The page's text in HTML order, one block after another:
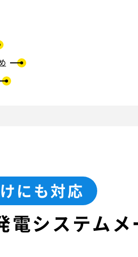
にも対応
電システムメ